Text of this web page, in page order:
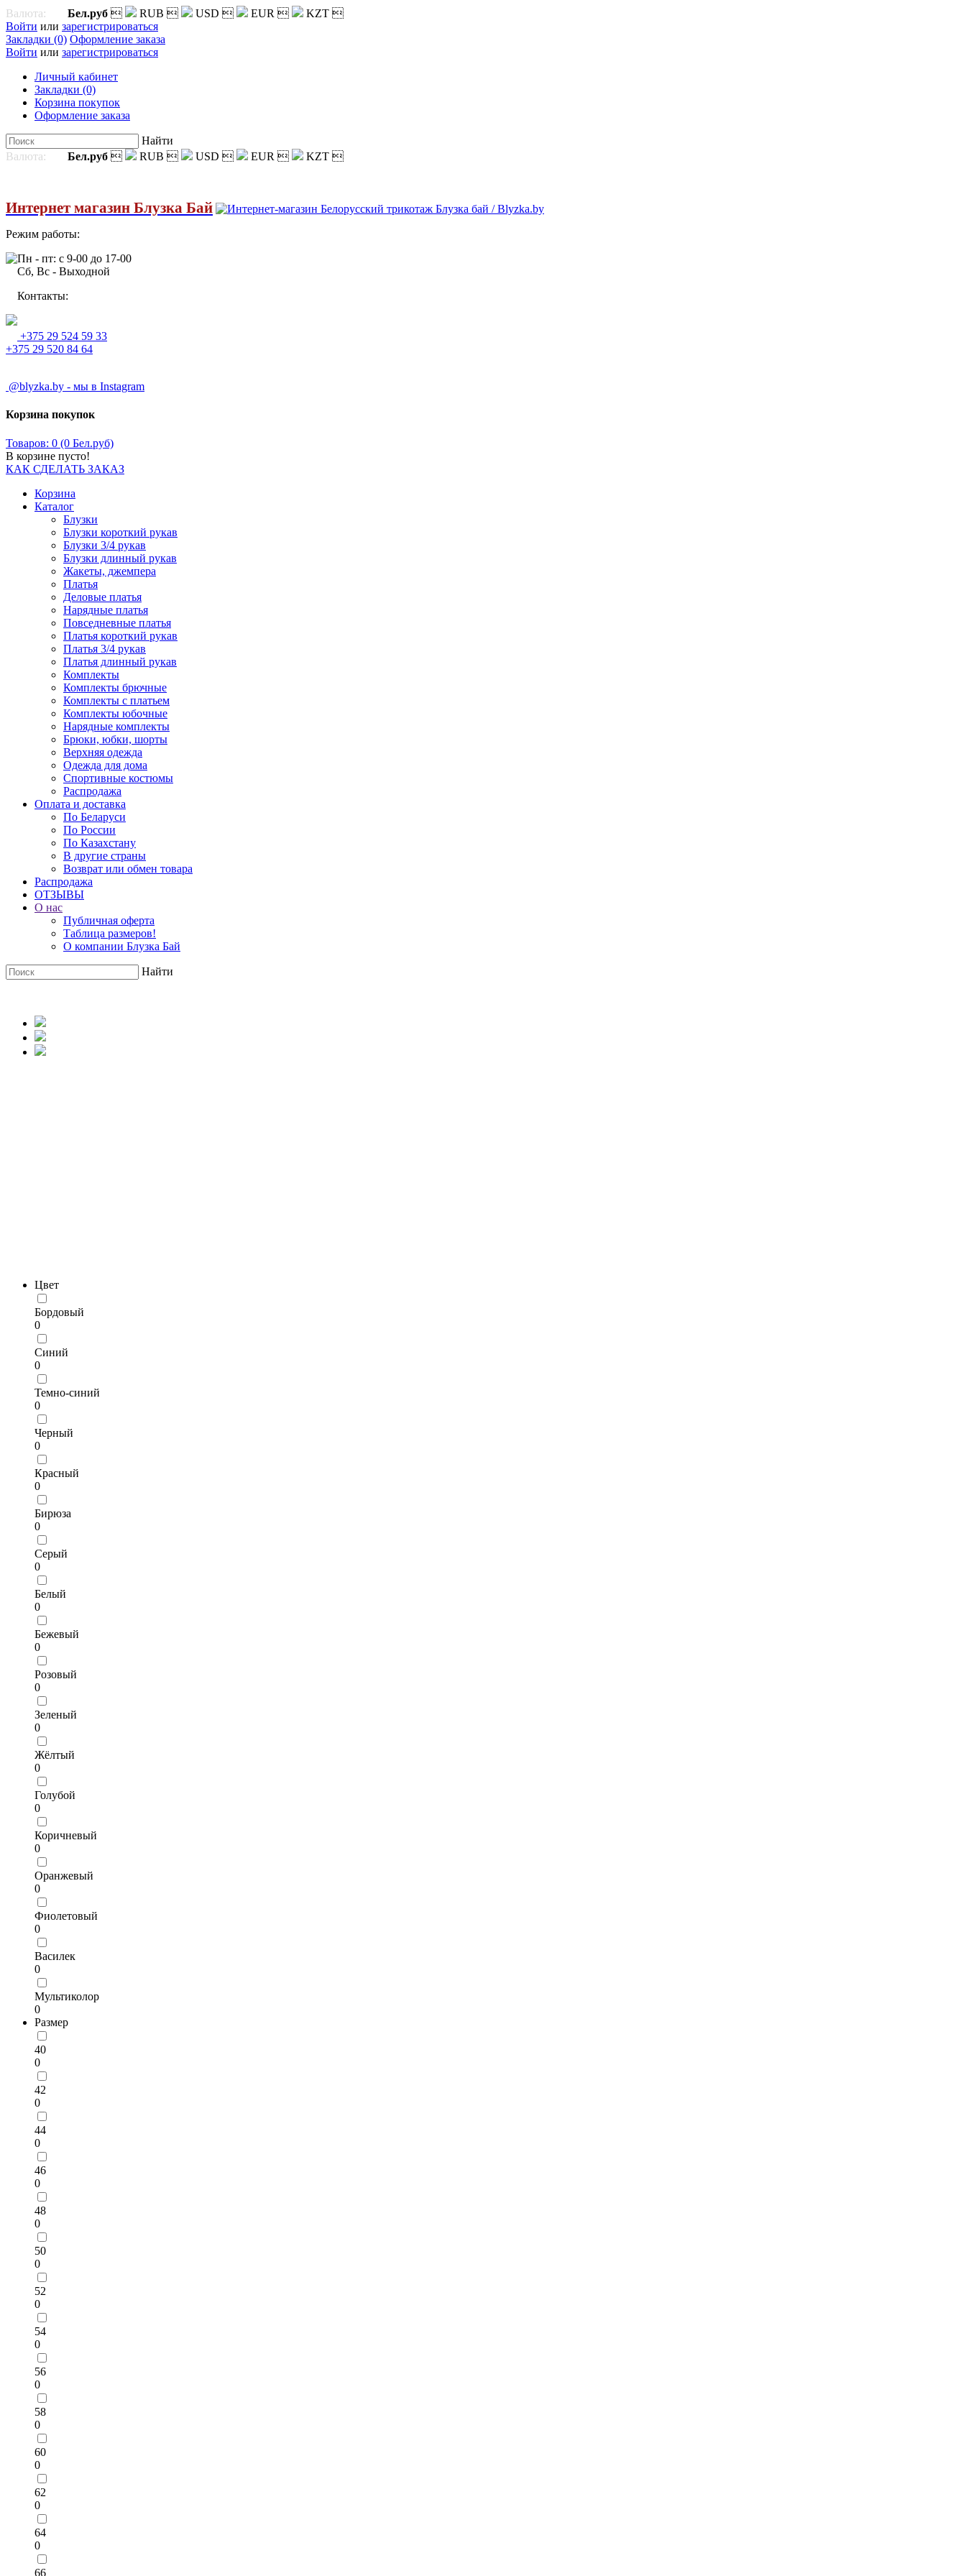
Валюта: Бел.руб  RUB  USD  EUR  KZT 
Войти или зарегистрироваться
Закладки (0) Оформление заказа
Войти или зарегистрироваться
Личный кабинет
Закладки (0)
Корзина покупок
Оформление заказа
Найти
Валюта:
Бел.руб  RUB  USD  EUR  KZT 
Интернет магазин Блузка Бай
Режим работы:
Пн - пт: с 9-00 до 17-00
Сб, Вс - Выходной
Контакты:
+375 29 524 59 33
+375 29 520 84 64
@blyzka.by - мы в Instagram
Корзина покупок
Товаров: 0 (0 Бел.руб)
В корзине пусто!
КАК СДЕЛАТЬ ЗАКАЗ
Корзина
Каталог
Блузки
Блузки короткий рукав
Блузки 3/4 рукав
Блузки длинный рукав
Жакеты, джемпера
Платья
Деловые платья
Нарядные платья
Повседневные платья
Платья короткий рукав
Платья 3/4 рукав
Платья длинный рукав
Комплекты
Комплекты брючные
Комплекты с платьем
Комплекты юбочные
Нарядные комплекты
Брюки, юбки, шорты
Верхняя одежда
Одежда для дома
Спортивные костюмы
Распродажа
Оплата и доставка
По Беларуси
По России
По Казахстану
В другие страны
Возврат или обмен товара
Распродажа
ОТЗЫВЫ
О нас
Публичная оферта
Таблица размеров!
О компании Блузка Бай
Найти
Цвет
Бордовый
0
Синий
0
Темно-синий
0
Черный
0
Красный
0
Бирюза
0
Серый
0
Белый
0
Бежевый
0
Розовый
0
Зеленый
0
Жёлтый
0
Голубой
0
Коричневый
0
Оранжевый
0
Фиолетовый
0
Василек
0
Мультиколор
0
Размер
40
0
42
0
44
0
46
0
48
0
50
0
52
0
54
0
56
0
58
0
60
0
62
0
64
0
66